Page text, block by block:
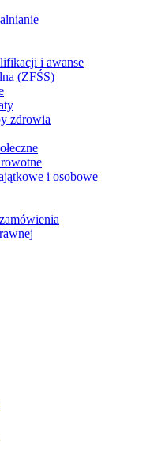
i awanse
(ZFŚS)
zdrowia
i osobowe